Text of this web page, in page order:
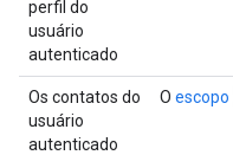
perfil do
usuário
autenticado
Os contatos do
usuário
autenticado
O escopo